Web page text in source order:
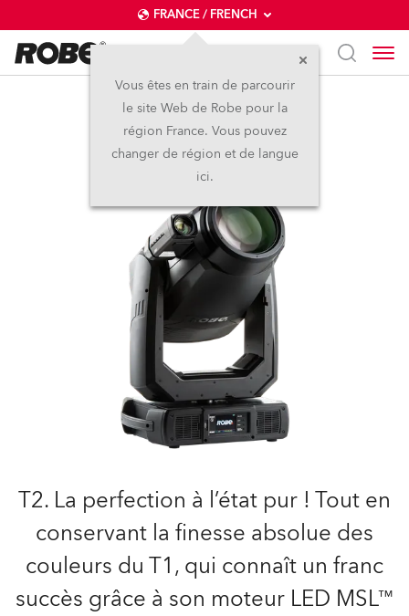
FRANCE / FRENCH
Vous êtes en train de parcourir
le site Web de Robe pour la
région France. Vous pouvez
changer de région et de langue
ici.
T2 Profile FS™
T2. La perfection à l’état pur ! Tout en
conservant la finesse absolue des
couleurs du T1, qui connaît un franc
succès grâce à son moteur LED MSL™